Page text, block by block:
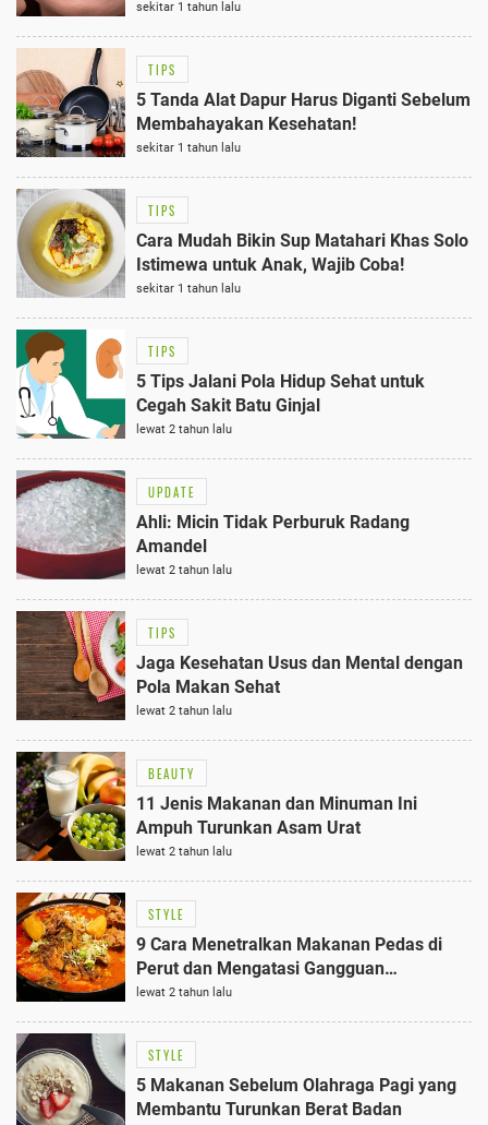
sekitar 1 tahun lalu
TIPS
5 Tanda Alat Dapur Harus Diganti Sebelum
Membahayakan Kesehatan!
sekitar 1 tahun lalu
TIPS
Cara Mudah Bikin Sup Matahari Khas Solo
Istimewa untuk Anak, Wajib Coba!
sekitar 1 tahun lalu
TIPS
5 Tips Jalani Pola Hidup Sehat untuk
Cegah Sakit Batu Ginjal
lewat 2 tahun lalu
UPDATE
Ahli: Micin Tidak Perburuk Radang
Amandel
lewat 2 tahun lalu
TIPS
Jaga Kesehatan Usus dan Mental dengan
Pola Makan Sehat
lewat 2 tahun lalu
BEAUTY
11 Jenis Makanan dan Minuman Ini
Ampuh Turunkan Asam Urat
lewat 2 tahun lalu
STYLE
9 Cara Menetralkan Makanan Pedas di
Perut dan Mengatasi Gangguan
Pencernaan
lewat 2 tahun lalu
STYLE
5 Makanan Sebelum Olahraga Pagi yang
Membantu Turunkan Berat Badan